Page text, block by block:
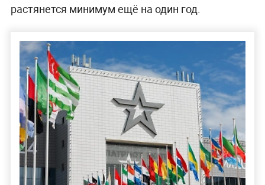
растянется минимум ещё на один год.